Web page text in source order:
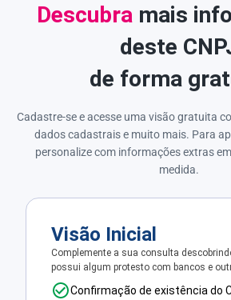
Descubra mais
deste
de forma
Cadastre-se e acesse uma visão gratuita
dados cadastrais e muito mais. Para
personalize com informações extras
medida.
Visão Inicial
Complemente a sua consulta
possui algum protesto com bancos e
Confirmação de existência do